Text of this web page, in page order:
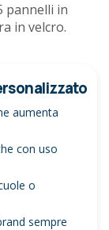
pannelli in
in velcro.
aumenta
con uso
o
sempre